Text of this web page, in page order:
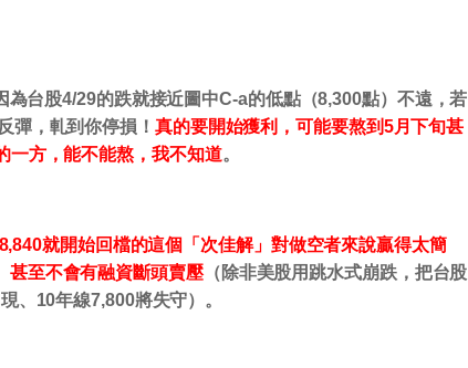
為台股4/29的跌就接近圖中C-a的低點（8,300點）不遠，若
彈，軋到你停損！ 真的要開始獲利，可能要熬到5月下旬甚
一方，能不能熬，我不知道。
就開始回檔的這個「次佳解」對做空者來說贏得太簡
甚至不會有融資斷頭賣壓（除非美股用跳水式崩跌，把台股
、 10年線7,800將失守）。